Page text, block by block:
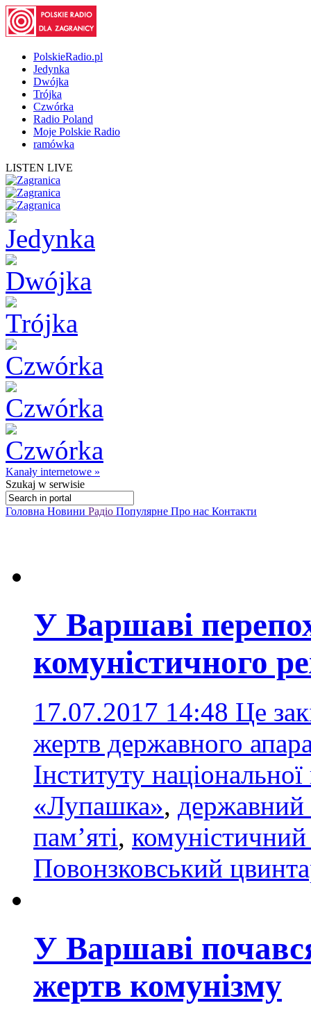
PolskieRadio.pl
Jedynka
Dwójka
Trójka
Czwórka
Radio Poland
Moje Polskie Radio
ramówka
LISTEN LIVE
Kanały internetowe »
Szukaj w serwisie
Головна Новини Радіо Популярне Про нас Контакти
У Варшаві
комуністичного
17.07.2017 14:48 Це
жертв державного
Інституту
«Лупашка», державний
пам’яті,
Повонзковський
У Варшаві
жертв комунізму